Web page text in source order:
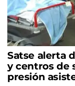
Satse alerta
y centros de
presión